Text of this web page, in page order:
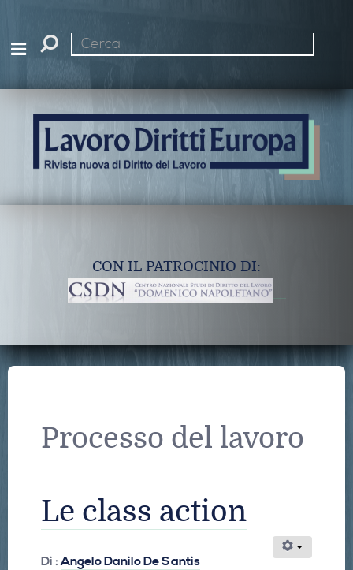
Cerca
CON IL PATROCINIO DI:
Processo del lavoro
Le class action
Di :Angelo Danilo De Santis